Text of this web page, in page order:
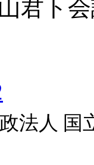
君ト
法人 国